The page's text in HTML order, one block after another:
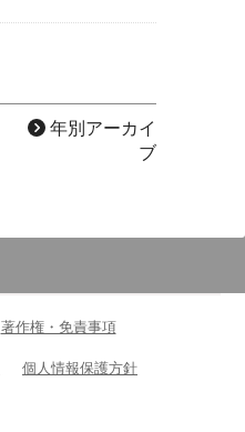
年別アーカイ
ブ
著作権・免責事項
個人情報保護方針